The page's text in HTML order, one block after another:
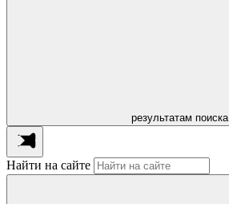
результатам поиска
Найти на сайте